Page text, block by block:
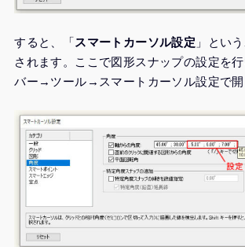
すると、「スマートカーソル設定 」とい
されます。ここで図形スナップの設定を
バー→ツール→スマートカーソル設定で開